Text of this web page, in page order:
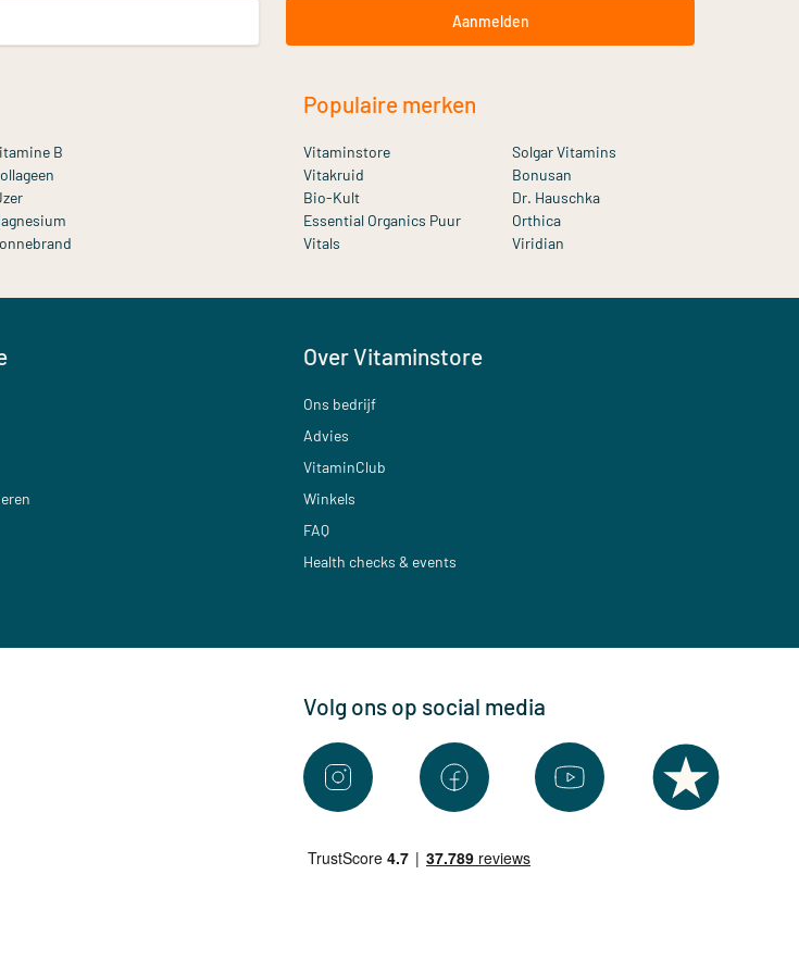
Aanmelden
B
Populaire merken
Vitaminstore
Solgar Vitamins
Vitakruid
Bonusan
Bio-Kult
Dr. Hauschka
Essential Organics Puur
Orthica
Vitals
Viridian
Over Vitaminstore
Ons bedrijf
Advies
VitaminClub
Winkels
FAQ
Health checks & events
Volg ons op social media